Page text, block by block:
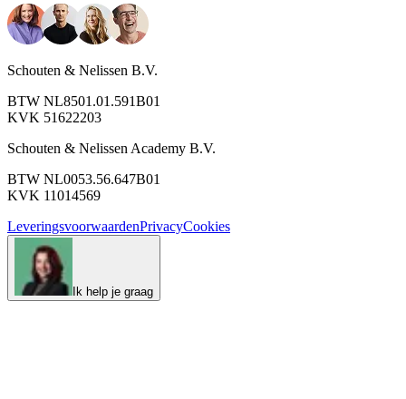
Schouten & Nelissen B.V.
BTW NL8501.01.591B01
KVK 51622203
Schouten & Nelissen Academy B.V.
BTW NL0053.56.647B01
KVK 11014569
LeveringsvoorwaardenPrivacyCookies
Ik help je graag